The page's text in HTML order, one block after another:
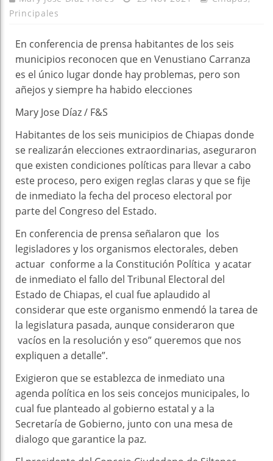
Principales
En conferencia de prensa habitantes de los seis
municipios reconocen que en Venustiano Carranza
es el único lugar donde hay problemas, pero son
añejos y siempre ha habido elecciones
Mary Jose Díaz / F&S
Habitantes de los seis municipios de Chiapas donde
se realizarán elecciones extraordinarias, aseguraron
que existen condiciones políticas para llevar a cabo
este proceso, pero exigen reglas claras y que se fije
de inmediato la fecha del proceso electoral por
parte del Congreso del Estado.
En conferencia de prensa señalaron que los
legisladores y los organismos electorales, deben
actuar conforme a la Constitución Política y acatar
de inmediato el fallo del Tribunal Electoral del
Estado de Chiapas, el cual fue aplaudido al
considerar que este organismo enmendó la tarea de
la legislatura pasada, aunque consideraron que
vacíos en la resolución y eso” queremos que nos
expliquen a detalle”.
Exigieron que se establezca de inmediato una
agenda política en los seis concejos municipales, lo
cual fue planteado al gobierno estatal y a la
Secretaría de Gobierno, junto con una mesa de
dialogo que garantice la paz.